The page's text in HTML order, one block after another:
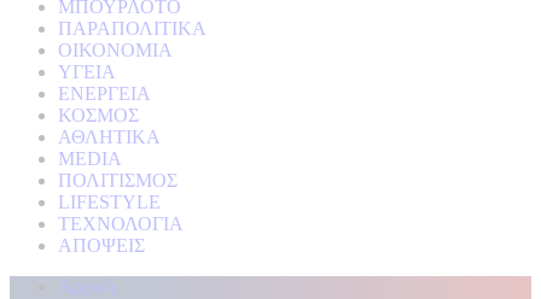
ΜΠΟΥΡΛΟΤΟ
ΠΑΡΑΠΟΛΙΤΙΚΑ
ΟΙΚΟΝΟΜΙΑ
ΥΓΕΙΑ
ΕΝΕΡΓΕΙΑ
ΚΟΣΜΟΣ
ΑΘΛΗΤΙΚΑ
MEDIA
ΠΟΛΙΤΙΣΜΟΣ
LIFESTYLE
ΤΕΧΝΟΛΟΓΙΑ
ΑΠΟΨΕΙΣ
Αρχική